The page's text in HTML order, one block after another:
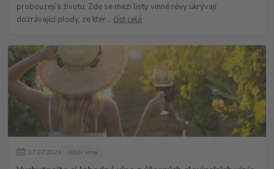
probouzejí k životu. Zde se mezi listy vinné révy ukrývají
dozrávající plody, ze kter... číst celé
27.07.2023 výběr vína